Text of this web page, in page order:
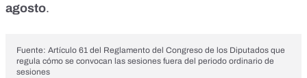
agosto.
Fuente: Artículo 61 del Reglamento del Congreso de los Diputados que
regula cómo se convocan las sesiones fuera del periodo ordinario de
sesiones